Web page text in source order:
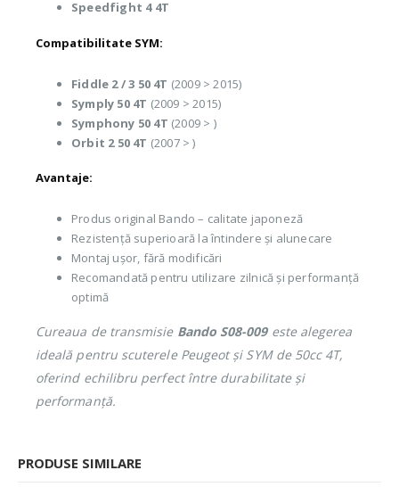
Speedfight 4 4T
Compatibilitate SYM:
Fiddle 2 / 3 50 4T (2009 > 2015)
Symply 50 4T (2009 > 2015)
Symphony 50 4T (2009 > )
Orbit 2 50 4T (2007 > )
Avantaje:
Produs original Bando – calitate japoneză
Rezistență superioară la întindere și alunecare
Montaj ușor, fără modificări
Recomandată pentru utilizare zilnică și performanță
optimă
Cureaua de transmisie Bando S08-009este alegerea
ideală pentru scuterele Peugeot și SYM de 50cc 4T,
oferind echilibru perfect între durabilitate și
performanță.
PRODUSE SIMILARE